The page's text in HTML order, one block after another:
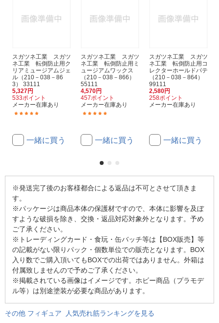
スガツネ工業 スガツ
ネ工業 転倒防止用ク
リアミュージアムジェ
ル（210－038－86
3） 33111
5,327円
533ポイント
メーカー在庫あり
一緒に買う
スガツネ工業 スガツ
ネ工業 転倒防止用ミ
ュージアムワックス
（210－038－866）
55111
4,570円
457ポイント
メーカー在庫あり
一緒に買う
スガツネ工業 スガツ
ネ工業 転倒防止用コ
レクターホールドパテ
（210－038－864）
99111
2,580円
258ポイント
メーカー在庫あり
一緒に買う
※発送完了後のお客様都合による返品は不可とさせて頂きま
す。
※パッケージは商品本体の保護材ですので、本体に影響を及ぼ
すような破損を除き、交換・返品対応対象外となります。予め
ご了承ください。
※トレーディングカード・食玩・缶バッチ等は【BOX販売】等
の記載がない限りパック・個数単位での販売となります。BOX
入り数でご購入頂いてもBOXでの出荷ではありません。外箱は
付属致しませんので予めご了承ください。
※掲載されている画像はイメージです。ホビー商品（プラモデ
ル等）は別途塗装が必要な商品があります。
その他 フィギュア 人気売れ筋ランキングを見る